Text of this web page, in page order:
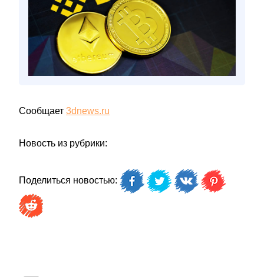
Сообщает 3dnews.ru
Новость из рубрики:
Поделиться новостью: